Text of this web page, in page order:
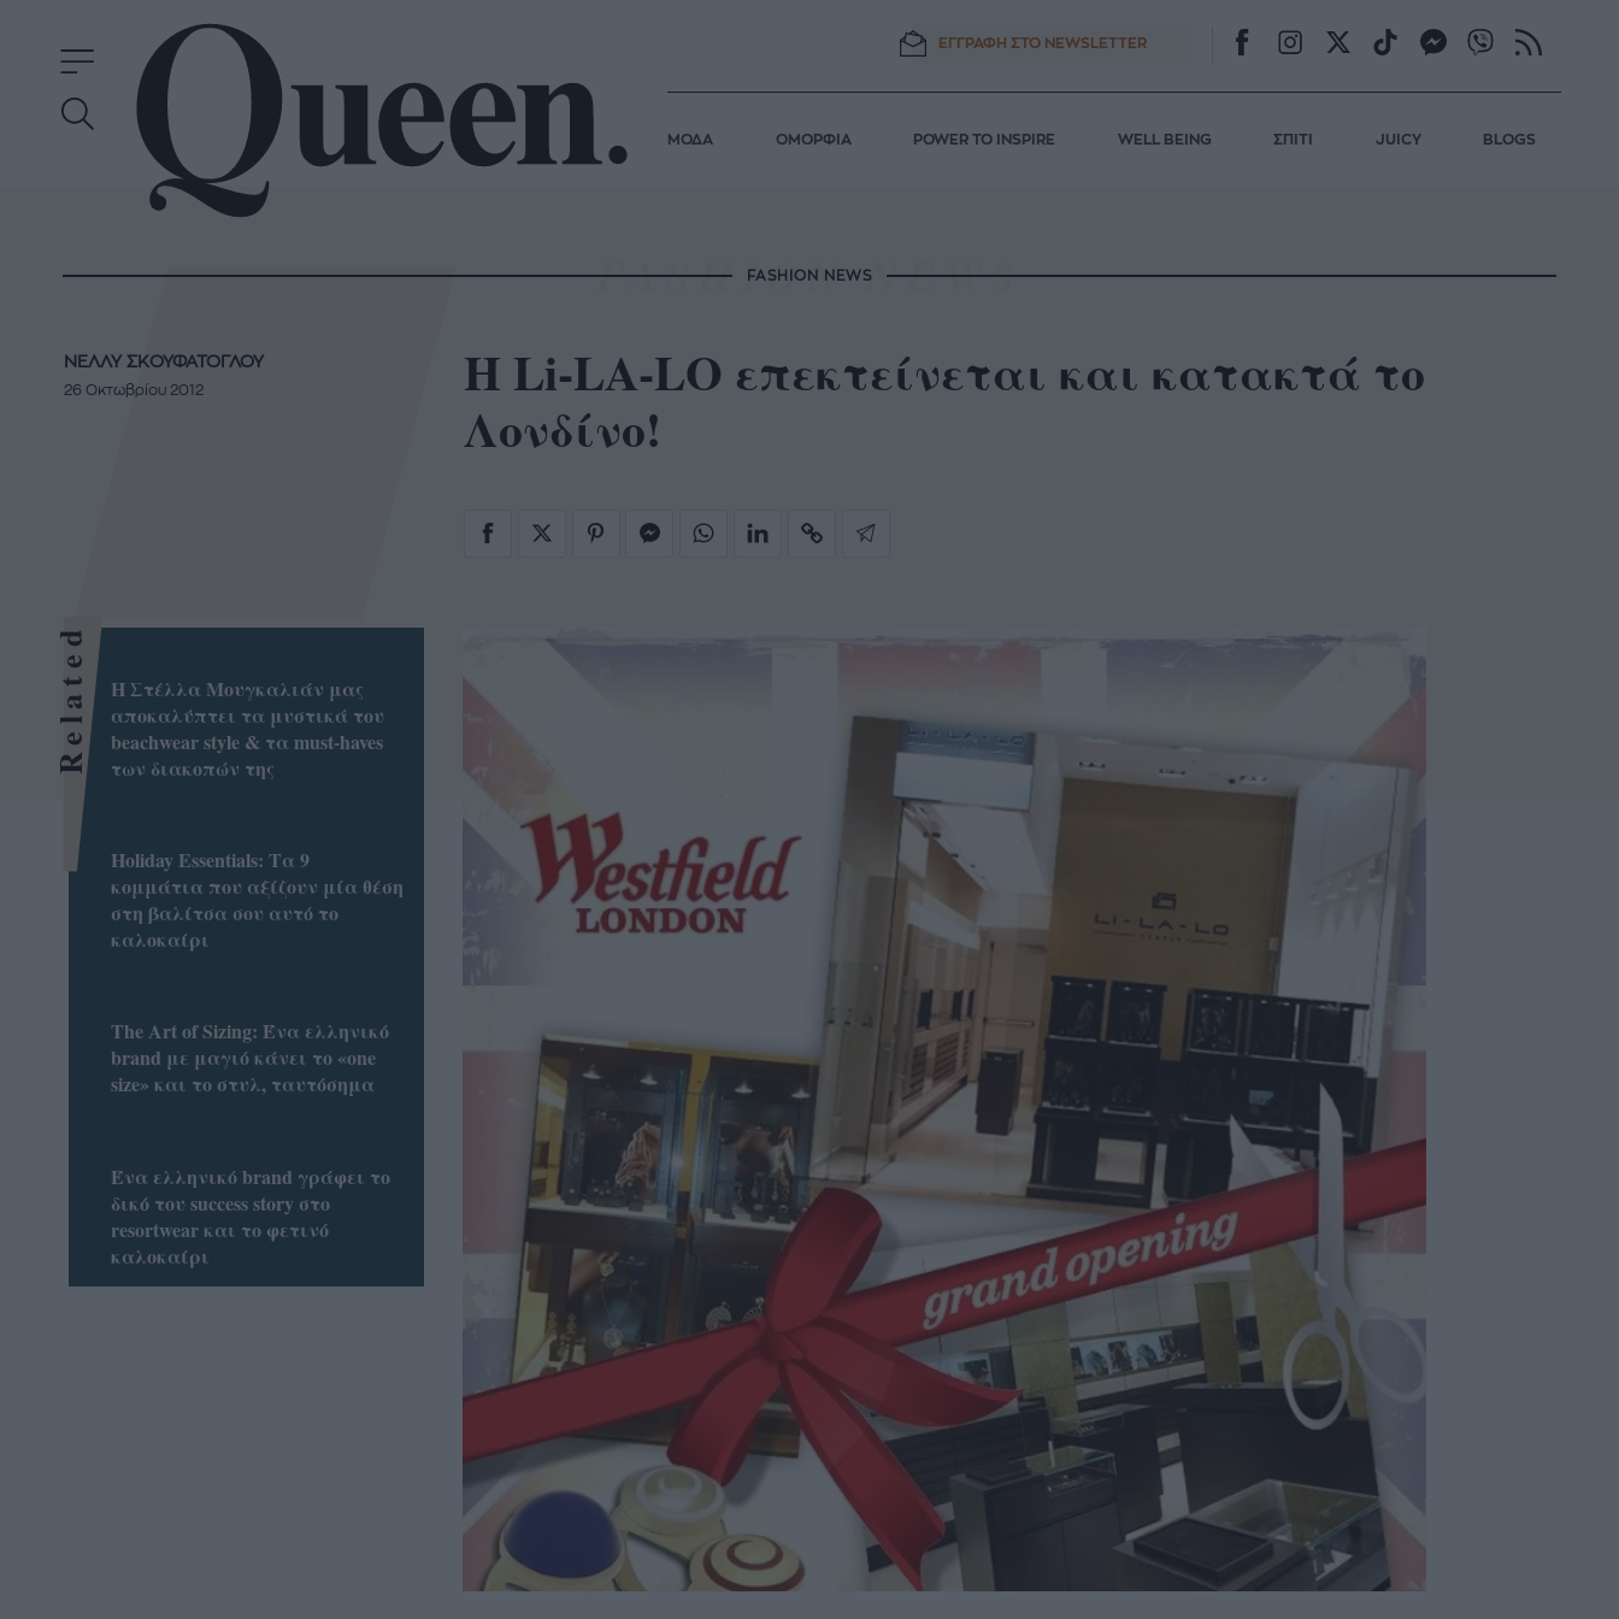
ΕΓΓΡΑΦΗ ΣΤΟ NEWSLETTER
ΜΟΔΑ ΟΜΟΡΦΙΑ POWER TO INSPIRE WELL BEING ΣΠΙΤΙ JUICY BLOGS
FASHION NEWS
H Li-LA-LO επεκτείνεται και κατακτά το
Λονδίνο!
ΝΕΛΛΥ ΣΚΟΥΦΑΤΟΓΛΟΥ
26 Οκτωβρίου 2012
Related
Η Στέλλα Μουγκαλιάν μας
αποκαλύπτει τα μυστικά του
beachwear style & τα must-haves
των διακοπών της
Holiday Essentials: Τα 9
κομμάτια που αξίζουν μία θέση
στη βαλίτσα σου αυτό το
καλοκαίρι
Τhe Art of Sizing: Ένα ελληνικό
brand με μαγιό κάνει το «one
size» και το στυλ, ταυτόσημα
Ένα ελληνικό brand γράφει το
δικό του success story στο
resortwear και το φετινό
καλοκαίρι